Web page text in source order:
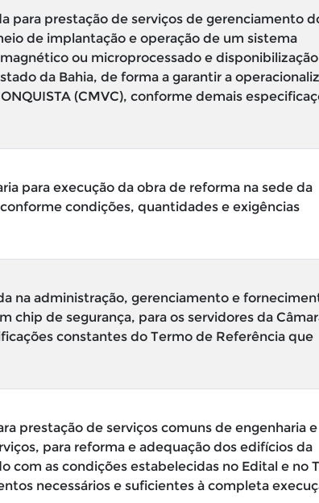
para prestação de serviços de gerenciamento
de implantação e operação de um sistema
ou microprocessado e
da Bahia, de forma a garantir a
(CMVC), conforme demais
para execução da obra de reforma na sede da
condições, quantidades e exigências
na administração, gerenciamento e
chip de segurança, para os servidores da
constantes do Termo de Referência que
prestação de serviços comuns de engenharia e
para reforma e adequação dos edifícios da
com as condições estabelecidas no Edital e no
necessários e suficientes à completa